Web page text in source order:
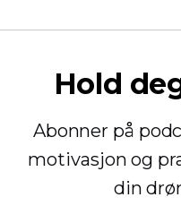
Hold
Abonner på
motivasjon og
din